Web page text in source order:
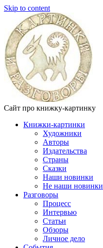
Skip to content
Сайт про книжку-картинку
Книжки-картинки
Художники
Авторы
Издательства
Страны
Сказки
Наши новинки
Не наши новинки
Разговоры
Процесс
Интервью
Статьи
Обзоры
Личное дело